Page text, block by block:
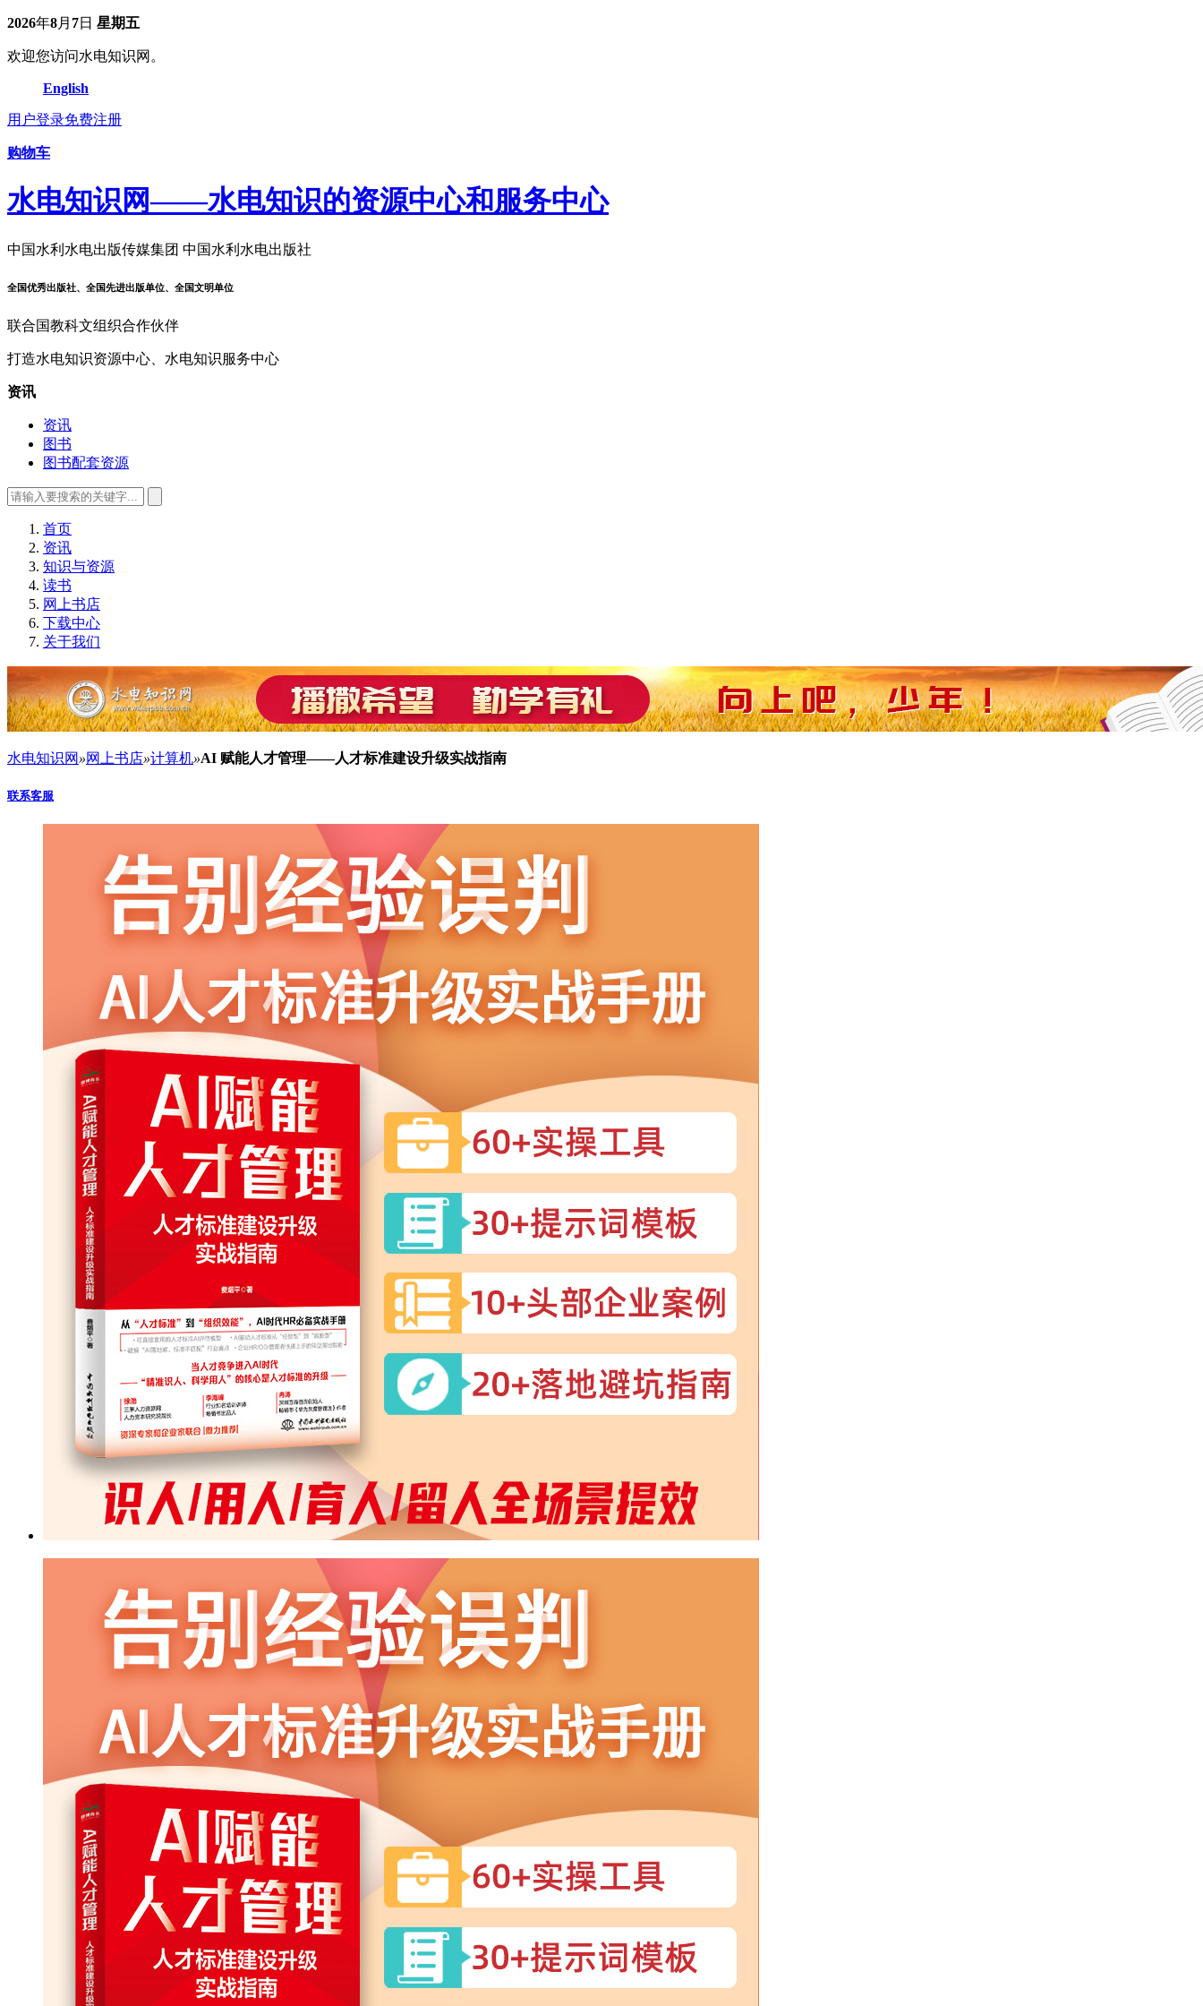
2026年8月 7日 星期五
欢迎您访问水电知识网。
English
用户登录免费注册
购物车
水电知识网——水电知识的资源中心和服务中心
中国水利水电出版传媒集团 中国水利水电出版社
全国优秀出版社、全国先进出版单位、全国文明单位
联合国教科文组织合作伙伴
打造水电知识资源中心、水电知识服务中心
资讯
资讯
图书
图书配套资源
首页
资讯
知识与资源
读书
网上书店
下载中心
关于我们
水电知识网 »网上书店»计算机»AI 赋能人才管理——人才标准建设升级实战指南
联系客服